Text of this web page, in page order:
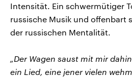
Intensität. Ein schwermütiger
russische Musik und offenbart
der russischen Mentalität.
„Der Wagen saust mit mir
ein Lied, eine jener vielen